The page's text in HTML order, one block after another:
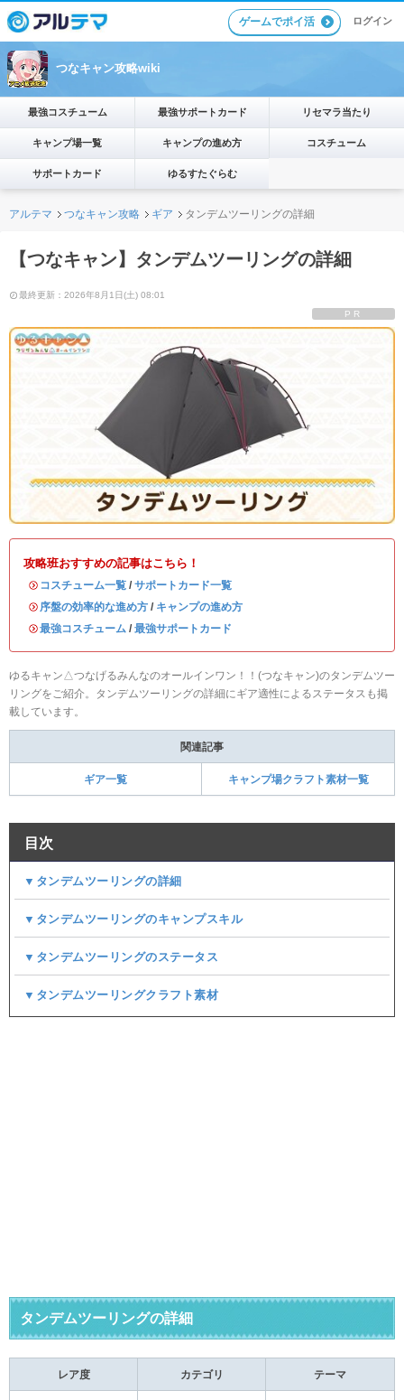
ゲームでポイ活 ログイン
つなキャン攻略wiki
最強コスチューム 最強サポートカード リセマラ当たり
キャンプ場一覧 キャンプの進め方 コスチューム
サポートカード ゆるすたぐらむ
アルテマ つなキャン攻略 ギア タンデムツーリングの詳細
【つなキャン】タンデムツーリングの詳細
最終更新：2026年8月1日(土) 08:01
PR
攻略班おすすめの記事はこちら！
・ コスチューム一覧 / サポートカード一覧
・ 序盤の効率的な進め方 / キャンプの進め方
・最強コスチューム / 最強サポートカード
ゆるキャン△つなげるみんなのオールインワン！！(つなキャン)のタンデムツー
リングをご紹介。タンデムツーリングの詳細にギア適性によるステータスも掲
載しています。
関連記事
ギア一覧 キャンプ場クラフト素材一覧
目次
▼タンデムツーリングの詳細
▼タンデムツーリングのキャンプスキル
▼タンデムツーリングのステータス
▼タンデムツーリングクラフト素材
タンデムツーリングの詳細
レア度 カテゴリ テーマ